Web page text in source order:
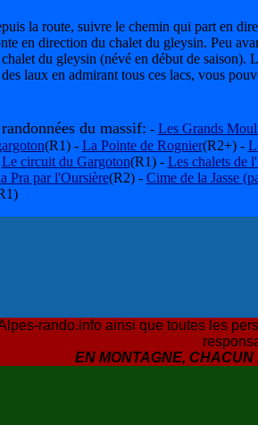
la route, suivre le chemin qui part en
en direction du chalet du gleysin. Peu
chalet du gleysin (névé en début de
laux en admirant tous ces lacs, vous
du massif: - Les Grands
(R1) - La Pointe de Rognier(R2+) -
Le circuit du Gargoton(R1) - Les chalets de
Pra par l'Oursière(R2) - Cime de la Jasse
rando.info ainsi que toutes les
EN MONTAGNE,